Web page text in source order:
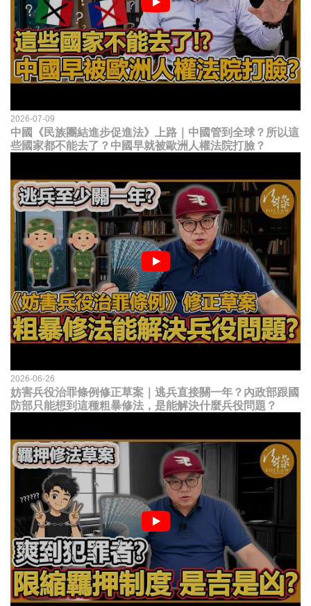
2026-07-09
中國《民族團結進步促進法》上路｜中國管到全球？所以這
些國家都不能去了？中國早就被歐洲人權法院打臉？
2026-06-26
妨害兵役治罪條例修正草案｜逃兵直接關一年？內政部跟國
防部只能想到這種粗暴修法，是能解決什麼兵役問題？